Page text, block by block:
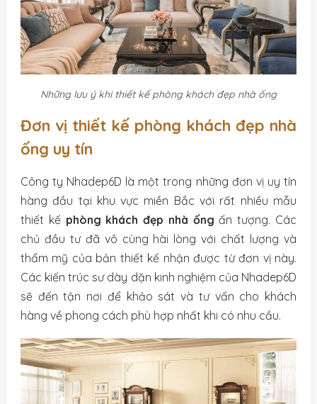
Những lưu ý khi thiết kế phòng khách đẹp nhà ống
Đơn vị thiết kế phòng khách đẹp nhà
ống uy tín
Công ty Nhadep6D là một trong những đơn vị uy tín
hàng đầu tại khu vực miền Bắc với rất nhiều mẫu
thiết kế phòng khách đẹp nhà ốngấn tượng. Các
chủ đầu tư đã vô cùng hài lòng với chất lượng và
thẩm mỹ của bản thiết kế nhận được từ đơn vị này.
Các kiến trúc sư dày dặn kinh nghiệm của Nhadep6D
sẽ đến tận nơi để khảo sát và tư vấn cho khách
hàng về phong cách phù hợp nhất khi có nhu cầu.